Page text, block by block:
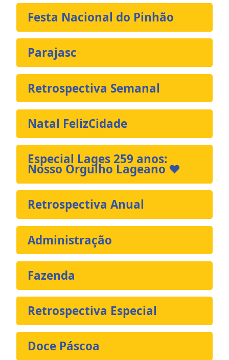
Festa Nacional do Pinhão
Parajasc
Retrospectiva Semanal
Natal FelizCidade
Especial Lages 259 anos:
Nosso Orgulho Lageano ❤️
Retrospectiva Anual
Administração
Fazenda
Retrospectiva Especial
Doce Páscoa